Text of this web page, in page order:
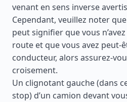
venant en sens inverse
Cependant, veuillez noter
peut signifier que vous
route et que vous avez peut-
conducteur, alors assurez-
croisement.
Un clignotant gauche (dans
stop) d’un camion devant